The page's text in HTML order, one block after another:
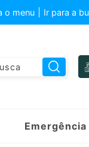
o menu Ir para a
Emergência